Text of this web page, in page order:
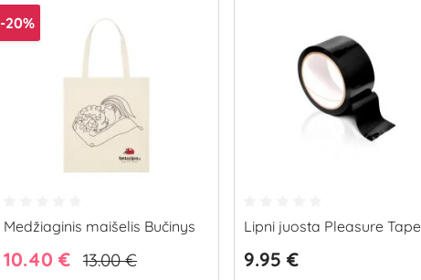
-20%
Medžiaginis maišelis Bučinys
10.40 € 13.00 €
Lipni juosta Pleasure Tape
9.95 €